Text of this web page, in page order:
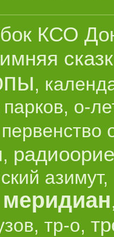
КСО
,
парков, о-
первенство
,
азимут,
меридиан
, тр-о,